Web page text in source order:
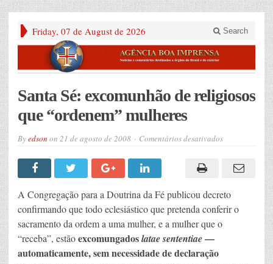
Friday, 07 de August de 2026 Search
Santa Sé: excomunhão de religiosos
que “ordenem” mulheres
Byedson on 21 de agosto de 2008 Comentários desativadosem
excomunhão
“ordenem”
mulheres
A Congregação para a Doutrina da Fé publicou decreto
confirmando que todo eclesiástico que pretenda conferir o
sacramento da ordem a uma mulher, e a mulher que o
“receba”, estãoexcomungadoslatae sententiae—
automaticamente, sem necessidade de declaração